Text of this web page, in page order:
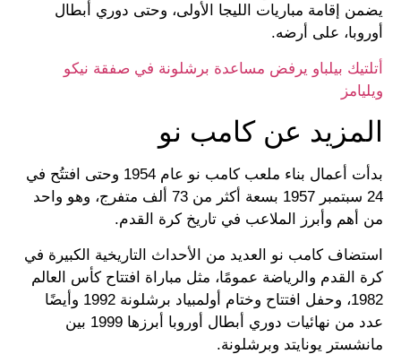
يضمن إقامة مباريات الليجا الأولى، وحتى دوري أبطال
أوروبا، على أرضه.
أتلتيك بيلباو يرفض مساعدة برشلونة في صفقة نيكو
ويليامز
المزيد عن كامب نو
بدأت أعمال بناء ملعب كامب نو عام 1954 وحتى افتتُح في
24 سبتمبر 1957 بسعة أكثر من 73 ألف متفرج، وهو واحد
من أهم وأبرز الملاعب في تاريخ كرة القدم.
استضاف كامب نو العديد من الأحداث التاريخية الكبيرة في
كرة القدم والرياضة عمومًا، مثل مباراة افتتاح كأس العالم
1982، وحفل افتتاح وختام أولمبياد برشلونة 1992 وأيضًا
عدد من نهائيات دوري أبطال أوروبا أبرزها 1999 بين
مانشستر يونايتد وبرشلونة.